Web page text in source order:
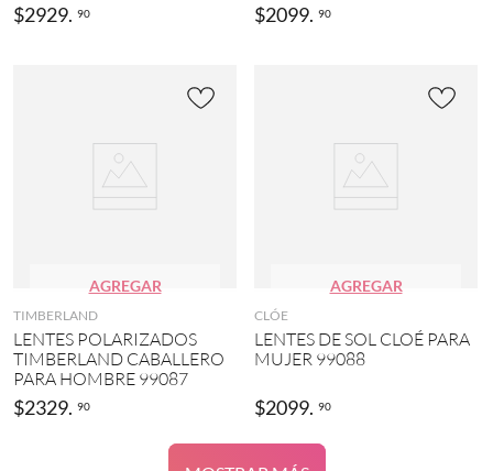
$2929. 90 $2099. 90
AGREGAR
TIMBERLAND
LENTES POLARIZADOS
TIMBERLAND CABALLERO
PARA HOMBRE 99087
$2329. 90
AGREGAR
CLÓE
LENTES DE SOL CLOÉ PARA
MUJER 99088
$2099. 90